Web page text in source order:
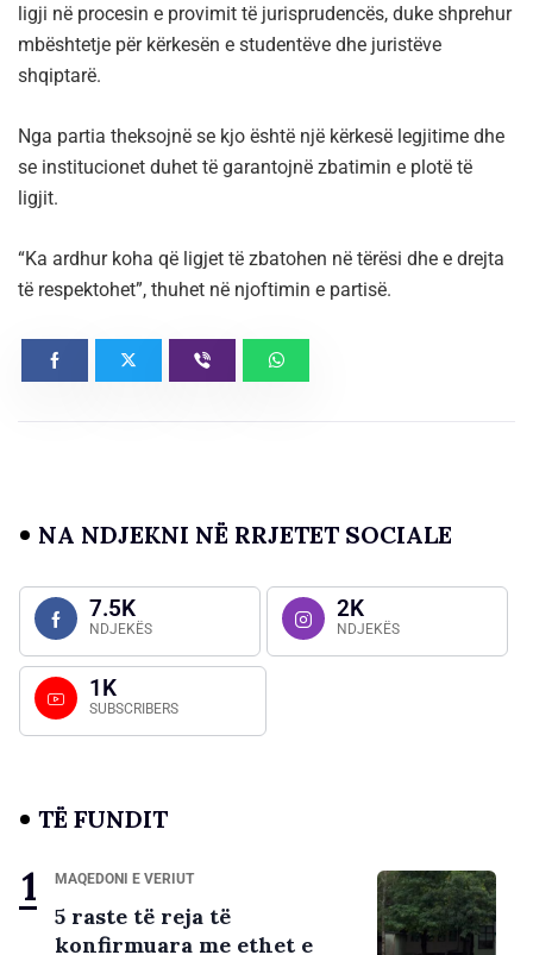
ligji në procesin e provimit të jurisprudencës, duke shprehur
mbështetje për kërkesën e studentëve dhe juristëve
shqiptarë.
Nga partia theksojnë se kjo është një kërkesë legjitime dhe
se institucionet duhet të garantojnë zbatimin e plotë të
ligjit.
“Ka ardhur koha që ligjet të zbatohen në tërësi dhe e drejta
të respektohet”, thuhet në njoftimin e partisë.
NA NDJEKNI NË RRJETET SOCIALE
7.5K
NDJEKËS
2K
NDJEKËS
1K
SUBSCRIBERS
TË FUNDIT
MAQEDONI E VERIUT
5 raste të reja të
konfirmuara me ethet e